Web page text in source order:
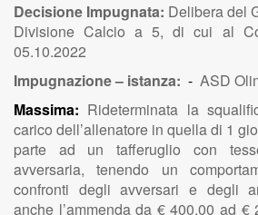
Decisione Impugnata: Delibera del
Divisione Calcio a 5, di cui al
05.10.2022
Impugnazione – istanza: - ASD
Massima: Rideterminata la
carico dell’allenatore in quella di 1
parte ad un tafferuglio con
avversaria, tenendo un
confronti degli avversari e degli
anche l’ammenda da € 400,00 ad